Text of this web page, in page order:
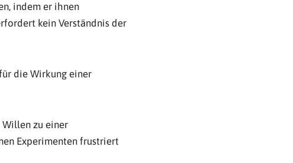
indem er ihnen
kein Verständnis der
die Wirkung einer
Willen zu einer
Experimenten frustriert